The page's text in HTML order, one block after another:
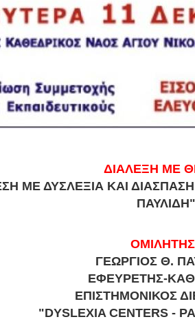
ΔΙΑΛΕΞΗ ΜΕ
ΜΕ ΔΥΣΛΕΞΙΑ ΚΑΙ
ΠΑΥΛΙΔΗ"
ΓΕΩΡΓΙΟΣ Θ.
EΦEYPETΗΣ-
ΕΠΙΣΤΗΜΟΝΙΚΟΣ
"DYSLEXIA CENTERS -